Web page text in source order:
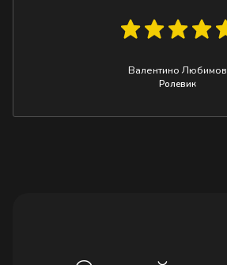
Валентино Любимов
Ролевик